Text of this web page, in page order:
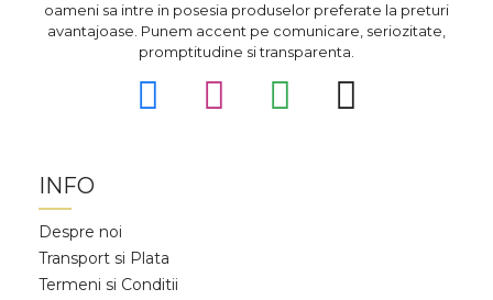
oameni sa intre in posesia produselor preferate la preturi
avantajoase. Punem accent pe comunicare, seriozitate,
promptitudine si transparenta.
INFO
Despre noi
Transport si Plata
Termeni si Conditii